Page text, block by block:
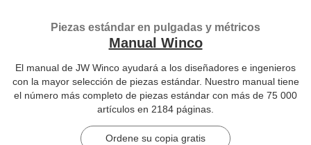
Piezas estándar en pulgadas y métricos
Manual Winco
El manual de JW Winco ayudará a los diseñadores e ingenieros
con la mayor selección de piezas estándar. Nuestro manual tiene
el número más completo de piezas estándar con más de 75 000
artículos en 2184 páginas.
Ordene su copia gratis